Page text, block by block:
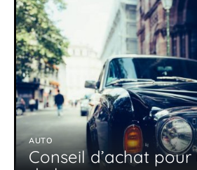
AUTO
Conseil d’achat